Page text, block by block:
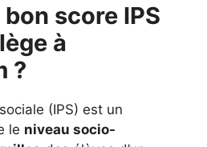
score IPS
à
?
(IPS) est un
le niveau socio-